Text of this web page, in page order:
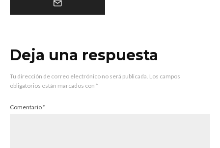
Deja una respuesta
Tu dirección de correo electrónico no será publicada. Los campos
obligatorios están marcados con *
Comentario*